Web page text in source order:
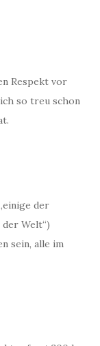
Respekt vor
so treu schon
der
Welt“)
sein, alle im